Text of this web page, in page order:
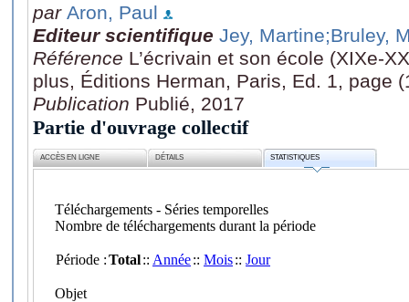
par Aron, Paul
Editeur scientifique Jey, Martine;Bruley,
Référence L’écrivain et son école (XIXe-
plus, Éditions Herman, Paris, Ed. 1, page
Publication Publié, 2017
Partie d'ouvrage collectif
ACCÈS EN LIGNE DÉTAILS STATISTIQUES